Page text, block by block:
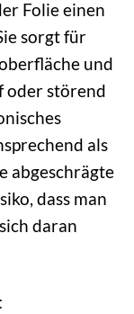
Folie einen
sorgt für
und
oder störend
als
abgeschrägte
dass man
daran